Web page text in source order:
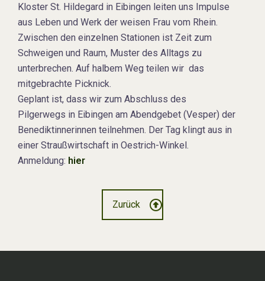
Kloster St. Hildegard in Eibingen leiten uns Impulse
aus Leben und Werk der weisen Frau vom Rhein.
Zwischen den einzelnen Stationen ist Zeit zum
Schweigen und Raum, Muster des Alltags zu
unterbrechen. Auf halbem Weg teilen wir das
mitgebrachte Picknick.
Geplant ist, dass wir zum Abschluss des
Pilgerwegs in Eibingen am Abendgebet (Vesper) der
Benediktinnerinnen teilnehmen. Der Tag klingt aus in
einer Straußwirtschaft in Oestrich-Winkel.
Anmeldung: hier
Zurück